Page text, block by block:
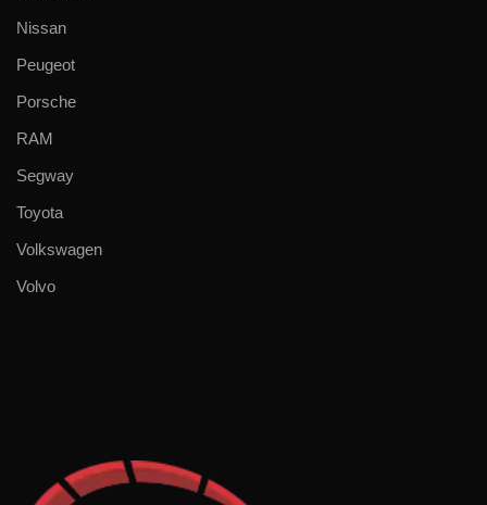
Nissan
Peugeot
Porsche
RAM
Segway
Toyota
Volkswagen
Volvo